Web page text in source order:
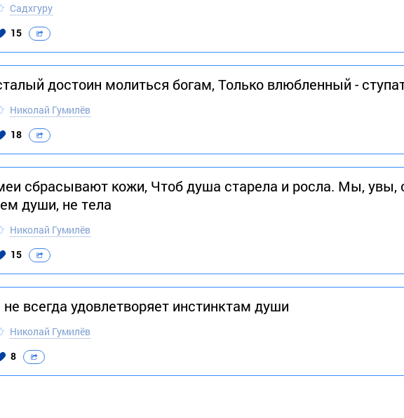
Садхгуру
15
достоин молиться богам, Только влюбленный -
Николай Гумилёв
18
сбрасывают кожи, Чтоб душа старела и росла. Мы, увы,
души, не тела
Николай Гумилёв
15
не всегда удовлетворяет инстинктам души
Николай Гумилёв
8